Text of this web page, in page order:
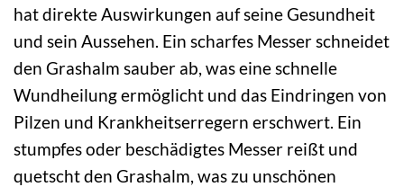
hat direkte Auswirkungen auf seine Gesundheit
und sein Aussehen. Ein scharfes Messer schneidet
den Grashalm sauber ab, was eine schnelle
Wundheilung ermöglicht und das Eindringen von
Pilzen und Krankheitserregern erschwert. Ein
stumpfes oder beschädigtes Messer reißt und
quetscht den Grashalm, was zu unschönen